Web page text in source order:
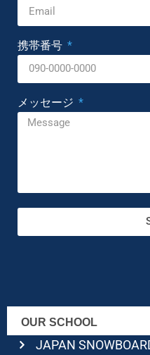
携帯番号
メッセージ
OUR SCHOOL
JAPAN